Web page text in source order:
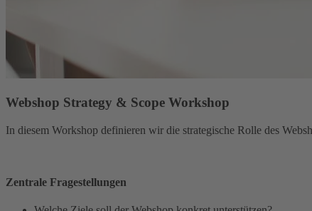
Webshop Strategy & Scope Workshop
In diesem Workshop definieren wir die strategische Rolle des
Zentrale Fragestellungen